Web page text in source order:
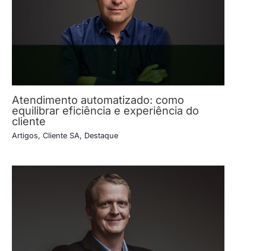
Atendimento automatizado: como
equilibrar eficiência e experiência do
cliente
Artigos, Cliente SA, Destaque